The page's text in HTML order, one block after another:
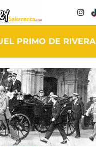
PRIMO DE RIVERA